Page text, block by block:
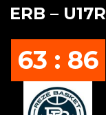
ERB – U17R
63 : 86